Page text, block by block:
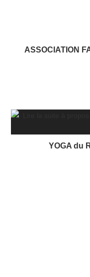
ASSOCIATION
YOGA du